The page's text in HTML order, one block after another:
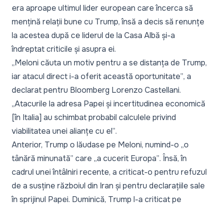
era aproape ultimul lider european care încerca să
mențină relații bune cu Trump, însă a decis să renunțe
la acestea după ce liderul de la Casa Albă și-a
îndreptat criticile și asupra ei.
„Meloni căuta un motiv pentru a se distanța de Trump,
iar atacul direct i-a oferit această oportunitate”, a
declarat pentru Bloomberg Lorenzo Castellani.
„Atacurile la adresa Papei și incertitudinea economică
[în Italia] au schimbat probabil calculele privind
viabilitatea unei alianțe cu el”.
Anterior, Trump o lăudase pe Meloni, numind-o „o
tânără minunată” care „a cucerit Europa”. Însă, în
cadrul unei întâlniri recente, a criticat-o pentru refuzul
de a susține războiul din Iran și pentru declarațiile sale
în sprijinul Papei. Duminică, Trump l-a criticat pe